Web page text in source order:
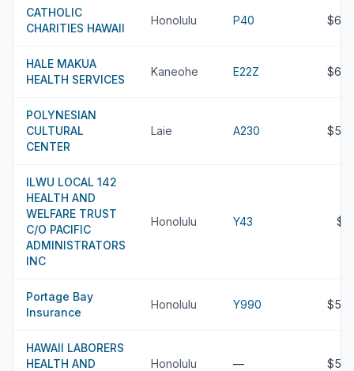
CATHOLIC
CHARITIES HAWAII
Honolulu P40
HALE MAKUA
HEALTH SERVICES
Kaneohe E22Z
POLYNESIAN
CULTURAL
CENTER
Laie A230
ILWU LOCAL 142
HEALTH AND
WELFARE TRUST
C/O PACIFIC
ADMINISTRATORS
INC
Honolulu Y43
Portage Bay
Insurance
Honolulu Y990
HAWAII LABORERS
HEALTH AND
Honolulu —